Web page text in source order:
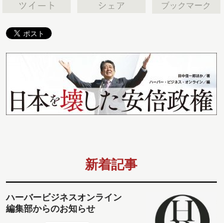
ブックマーク
新着記事
ハーバービジネスオンライン
編集部からのお知らせ